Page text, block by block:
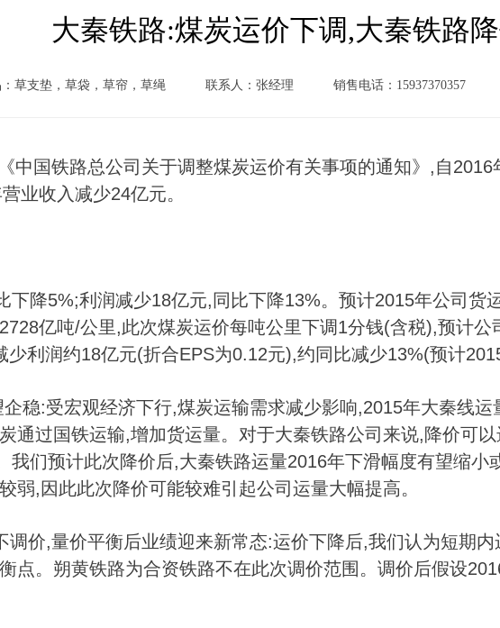
大秦铁路:煤炭运价下调,大秦铁路
草支垫，草袋，草帘，草绳 联系人：张经理 销售电话：15937370357
中国铁路总公司关于调整煤炭运价有关事项的通知》,自
业收入减少24亿元。
下降5%;利润减少18亿元,同比下降13%。预计2015年公司货
亿吨/公里,此次煤炭运价每吨公里下调1分钱(含税),预计
利润约18亿元(折合EPS为0.12元),约同比减少13%(预计
企稳:受宏观经济下行,煤炭运输需求减少影响,2015年大秦线
通过国铁运输,增加货运量。对于大秦铁路公司来说,降价可
我们预计此次降价后,大秦铁路运量2016年下滑幅度有望缩
弱,因此此次降价可能较难引起公司运量大幅提高。
调价,量价平衡后业绩迎来新常态:运价下降后,我们认为短期
点。朔黄铁路为合资铁路不在此次调价范围。调价后假设